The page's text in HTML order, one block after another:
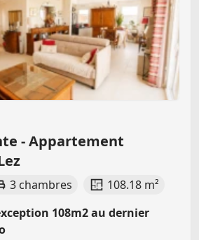
- Appartement
3 chambres
108.18 m²
108m2 au dernier